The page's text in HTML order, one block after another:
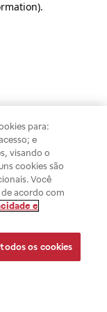
.
para:
e
visando o
cookies são
Você
acordo com
e
os cookies